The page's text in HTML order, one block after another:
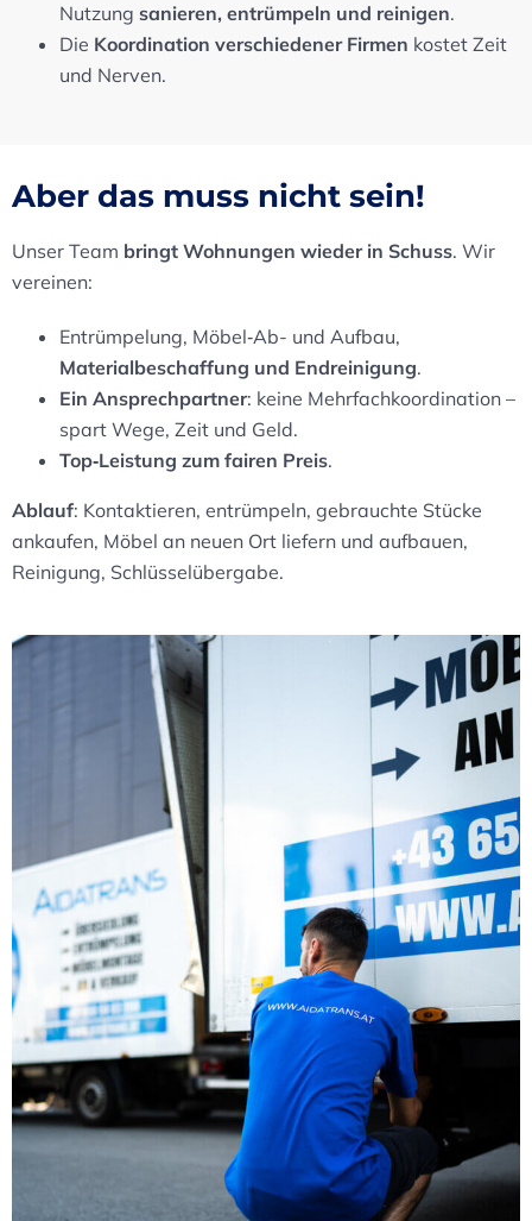
Nutzung sanieren, entrümpeln und reinigen.
Die Koordination verschiedener Firmen kostet Zeit
und Nerven.
Aber das muss nicht sein!
Unser Team bringt Wohnungen wieder in Schuss. Wir
vereinen:
Entrümpelung, Möbel‑Ab- und Aufbau,
Materialbeschaffung und Endreinigung.
Ein Ansprechpartner: keine Mehrfachkoordination –
spart Wege, Zeit und Geld.
Top‑Leistung zum fairen Preis.
Ablauf: Kontaktieren, entrümpeln, gebrauchte Stücke
ankaufen, Möbel an neuen Ort liefern und aufbauen,
Reinigung, Schlüsselübergabe.